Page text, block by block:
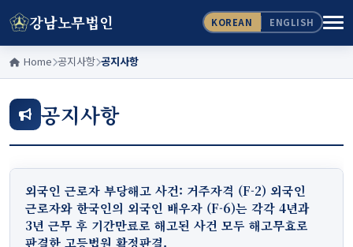
강남노무법인 KOREAN ENGLISH
Home 공지사항 공지사항
공지사항
외국인 근로자 부당해고 사건: 거주자격 (F-2) 외국인
근로자와 한국인의 외국인 배우자 (F-6)는 각각 4년과
3년 근무 후 기간만료로 해고된 사건 모두 해고무효로
판결한 고등법원 확정판결.